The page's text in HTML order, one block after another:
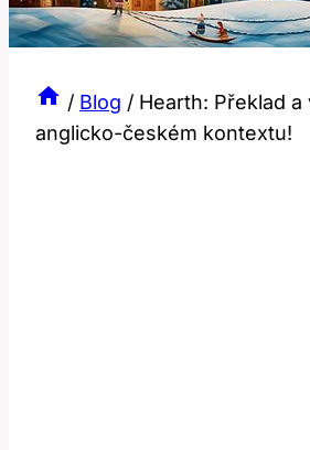
/ Blog / Hearth: Překlad a
anglicko-českém kontextu!